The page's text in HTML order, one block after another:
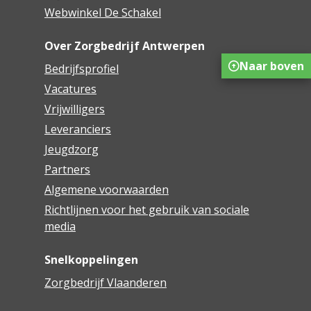
Webwinkel De Schakel
Over Zorgbedrijf Antwerpen
Bedrijfsprofiel
Vacatures
Vrijwilligers
Leveranciers
Jeugdzorg
Partners
Algemene voorwaarden
Richtlijnen voor het gebruik van sociale
media
Snelkoppelingen
Zorgbedrijf Vlaanderen
Naar boven